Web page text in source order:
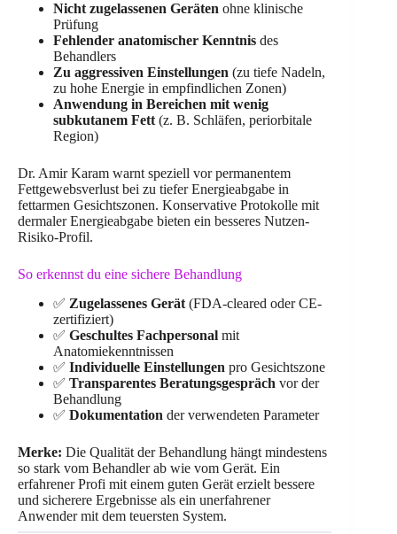
Nicht zugelassenen Geräten ohne klinische
Prüfung
Fehlender anatomischer Kenntnis des
Behandlers
Zu aggressiven Einstellungen (zu tiefe Nadeln,
zu hohe Energie in empfindlichen Zonen)
Anwendung in Bereichen mit wenig
subkutanem Fett (z. B. Schläfen, periorbitale
Region)
Dr. Amir Karam warnt speziell vor permanentem
Fettgewebsverlust bei zu tiefer Energieabgabe in
fettarmen Gesichtszonen. Konservative Protokolle mit
dermaler Energieabgabe bieten ein besseres Nutzen-
Risiko-Profil.
So erkennst du eine sichere Behandlung
✅ Zugelassenes Gerät (FDA-cleared oder CE-
zertifiziert)
✅ Geschultes Fachpersonal mit
Anatomiekenntnissen
✅ Individuelle Einstellungen pro Gesichtszone
✅ Transparentes Beratungsgespräch vor der
Behandlung
✅ Dokumentation der verwendeten Parameter
Merke: Die Qualität der Behandlung hängt mindestens
so stark vom Behandler ab wie vom Gerät. Ein
erfahrener Profi mit einem guten Gerät erzielt bessere
und sicherere Ergebnisse als ein unerfahrener
Anwender mit dem teuersten System.